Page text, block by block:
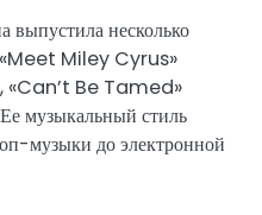
выпустила несколько
«Meet Miley Cyrus»
Be Tamed»
музыкальный стиль
музыки до электронной